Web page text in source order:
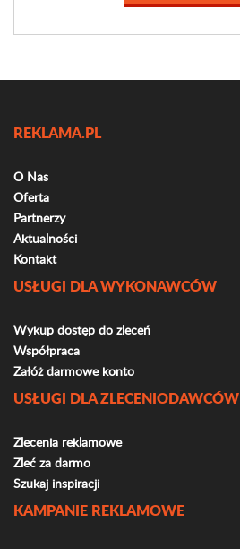
REKLAMA.PL
O Nas
Oferta
Partnerzy
Aktualności
Kontakt
USŁUGI DLA WYKONAWCÓW
Wykup dostęp do zleceń
Współpraca
Załóż darmowe konto
USŁUGI DLA ZLECENIODAWCÓW
Zlecenia reklamowe
Zleć za darmo
Szukaj inspiracji
KAMPANIE REKLAMOWE